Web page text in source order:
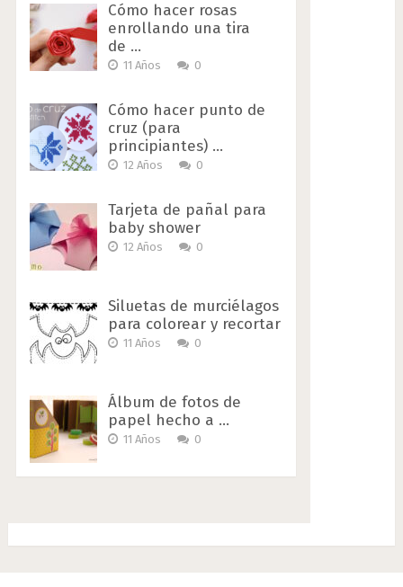
Cómo hacer rosas
enrollando una tira
de …
11 Años 0
Cómo hacer punto de
cruz (para
principiantes) …
12 Años 0
Tarjeta de pañal para
baby shower
12 Años 0
Siluetas de murciélagos
para colorear y recortar
11 Años 0
Álbum de fotos de
papel hecho a …
11 Años 0